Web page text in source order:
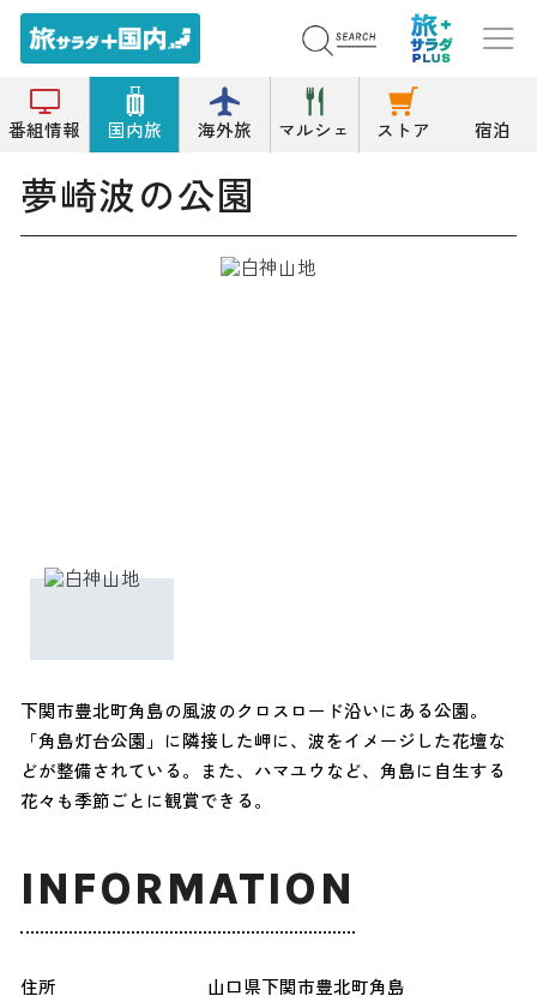
番組情報 国内旅 海外旅 マルシェ ストア 宿泊
トップ 公園/緑地 夢崎波の公園
夢崎波の公園
下関市豊北町角島の風波のクロスロード沿いにある公園。
「角島灯台公園」に隣接した岬に、波をイメージした花壇な
どが整備されている。また、ハマユウなど、角島に自生する
花々も季節ごとに観賞できる。
INFORMATION
住所
山口県下関市豊北町角島